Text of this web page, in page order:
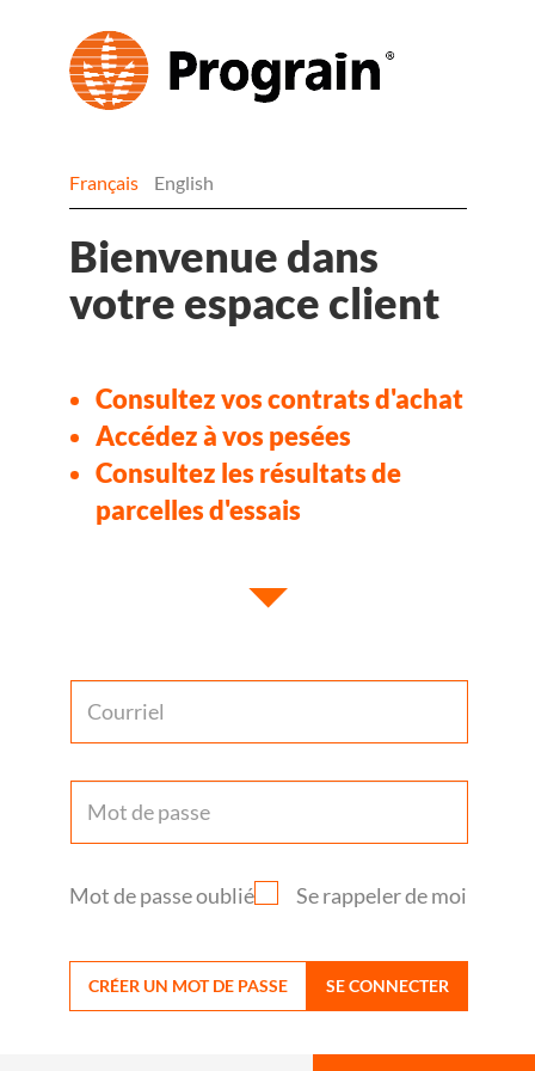
Français English
Bienvenue dans
votre espace client
Consultez vos contrats d'achat
Accédez à vos pesées
Consultez les résultats de
parcelles d'essais
Mot de passe oublié Se rappeler de moi
CRÉER UN MOT DE PASSE SE CONNECTER